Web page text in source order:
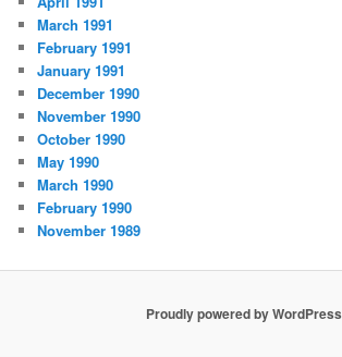
March 1991
February 1991
January 1991
December 1990
November 1990
October 1990
May 1990
March 1990
February 1990
November 1989
Proudly powered by WordPress